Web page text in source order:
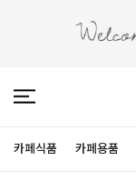
카페식품 카페용품